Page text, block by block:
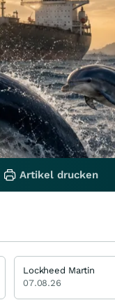
Artikel drucken
Lockheed Martin
07.08.26